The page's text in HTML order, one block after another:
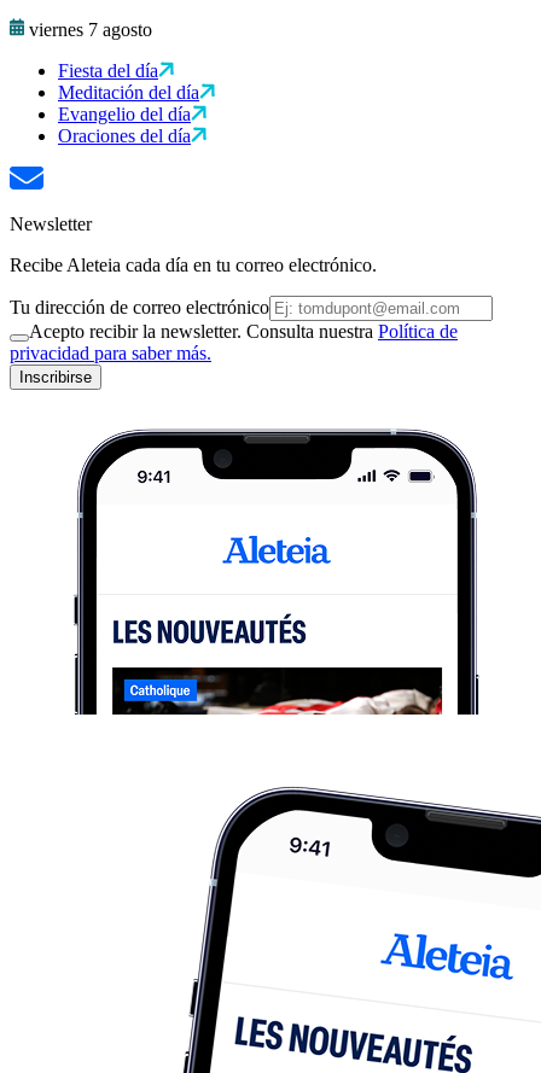
viernes 7 agosto
Fiesta del día
Meditación del día
Evangelio del día
Oraciones del día
Newsletter
Recibe Aleteia cada día en tu correo electrónico.
Tu dirección de correo electrónico
Acepto recibir la newsletter. Consulta nuestra Política de
privacidad para saber más.
Inscribirse